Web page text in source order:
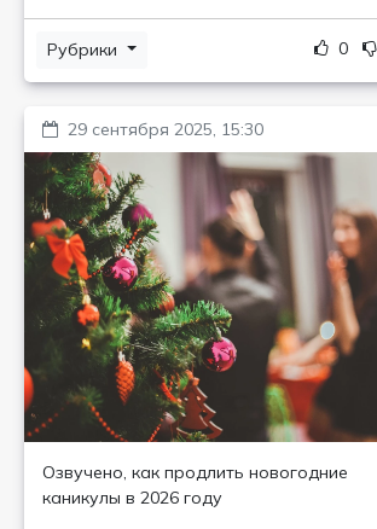
Рубрики 0
29 сентября 2025, 15:30
Озвучено, как продлить новогодние
каникулы в 2026 году